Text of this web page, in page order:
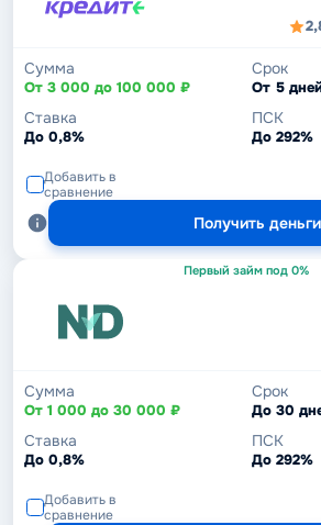
Сумма
От 3 000 до 100 000 ₽
Срок
От 5
Ставка
До 0,8%
ПСК
До 292%
Добавить в
сравнение
Получить деньги
Первый займ под 0%
Сумма
От 1 000 до 30 000 ₽
Срок
До 30
Ставка
До 0,8%
ПСК
До 292%
Добавить в
сравнение